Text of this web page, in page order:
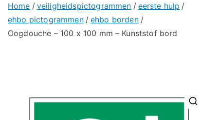
Home veiligheidspictogrammen
eerste hulp
ehbo pictogrammen
ehbo borden
Oogdouche – 100 x 100 mm – Kunststof bord